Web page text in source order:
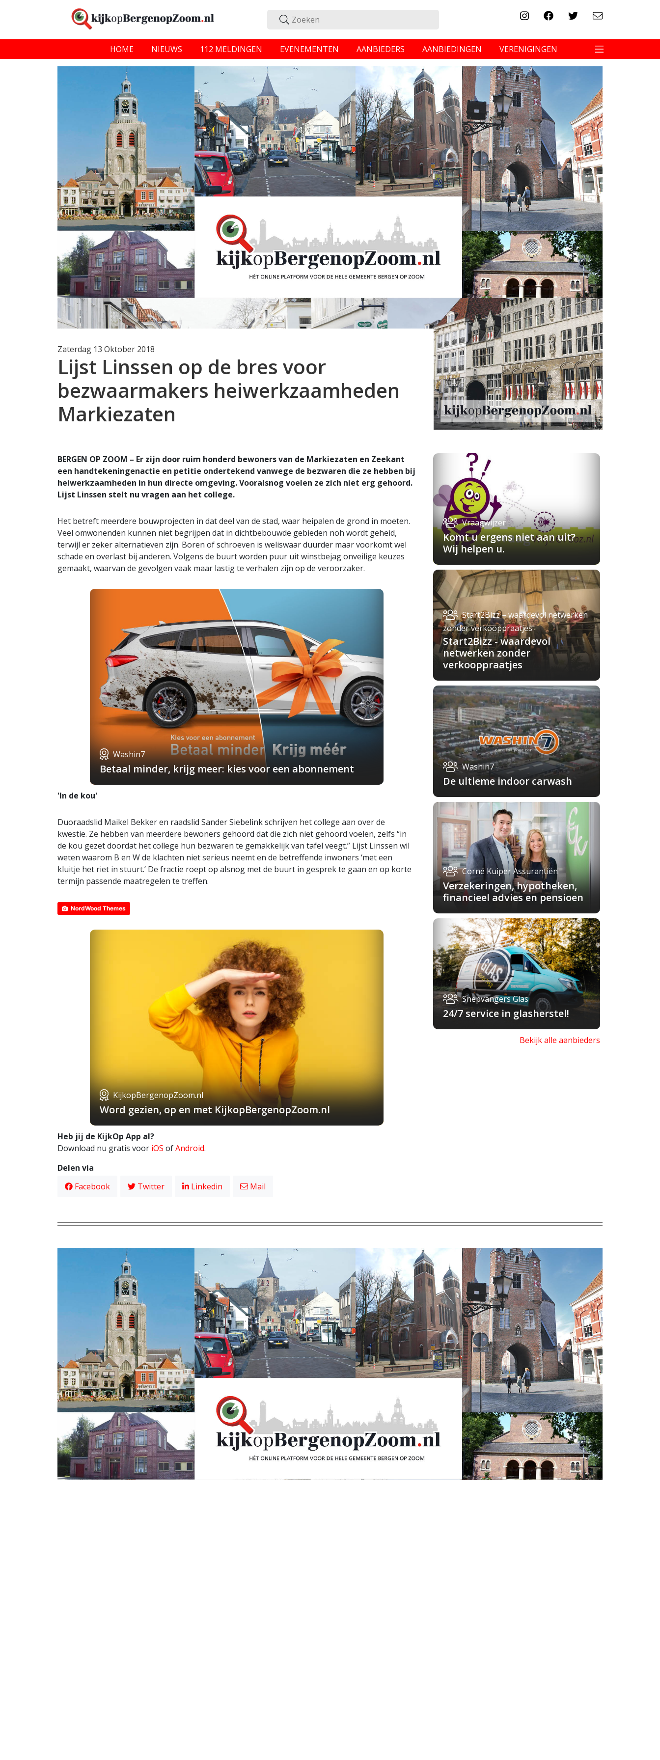
HOME NIEUWS 112 MELDINGEN EVENEMENTEN AANBIEDERS AANBIEDINGEN VERENIGINGEN
Zaterdag 13 Oktober 2018
Lijst Linssen op de bres voor
bezwaarmakers heiwerkzaamheden
Markiezaten
BERGEN OP ZOOM – Er zijn door ruim honderd bewoners van de Markiezaten en Zeekant
een handtekeningenactie en petitie ondertekend vanwege de bezwaren die ze hebben bij
heiwerkzaamheden in hun directe omgeving. Vooralsnog voelen ze zich niet erg gehoord.
Lijst Linssen stelt nu vragen aan het college.
Het betreft meerdere bouwprojecten in dat deel van de stad, waar heipalen de grond in moeten.
Veel omwonenden kunnen niet begrijpen dat in dichtbebouwde gebieden noh wordt geheid,
terwijl er zeker alternatieven zijn. Boren of schroeven is weliswaar duurder maar voorkomt wel
schade en overlast bij anderen. Volgens de buurt worden puur uit winstbejag onveilige keuzes
gemaakt, waarvan de gevolgen vaak maar lastig te verhalen zijn op de veroorzaker.
Washin7
Betaal minder, krijg meer: kies voor een abonnement
'In de kou'
Duoraadslid Maikel Bekker en raadslid Sander Siebelink schrijven het college aan over de
kwestie. Ze hebben van meerdere bewoners gehoord dat die zich niet gehoord voelen, zelfs “in
de kou gezet doordat het college hun bezwaren te gemakkelijk van tafel veegt.” Lijst Linssen wil
weten waarom B en W de klachten niet serieus neemt en de betreffende inwoners ‘met een
kluitje het riet in stuurt.’ De fractie roept op alsnog met de buurt in gesprek te gaan en op korte
termijn passende maatregelen te treffen.
NordWood Themes
KijkopBergenopZoom.nl
Word gezien, op en met KijkopBergenopZoom.nl
Heb jij de KijkOp App al?
Download nu gratis voor iOS ofAndroid.
Delen via
Facebook
Twitter Linkedin Mail
Vraagwijzer
Komt u ergens niet aan uit?
Wij helpen u.
Start2Bizz – waardevol netwerken
zonder verkooppraatjes
Start2Bizz - waardevol
netwerken zonder
verkooppraatjes
Washin7
De ultieme indoor carwash
Corné Kuiper Assurantiën
Verzekeringen, hypotheken,
financieel advies en pensioen
Snepvangers Glas
24/7 service in glasherstel!
Bekijk alle aanbieders